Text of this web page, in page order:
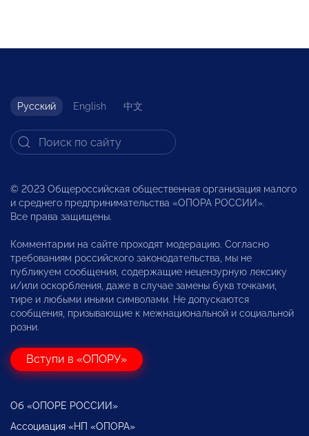
Русский English 中文
© 2023 Общероссийская общественная организация малого
и среднего предпринимательства «ОПОРА РОССИИ».
Все права защищены.
Комментарии на сайте проходят модерацию. Согласно
требованиям российского законодательства, мы не
публикуем сообщения, содержащие нецензурную лексику
и/или оскорбления, даже в случае замены букв точками,
тире и любыми иными символами. Не допускаются
сообщения, призывающие к межнациональной и социальной
розни.
Вступи в «ОПОРУ»
Об «ОПОРЕ РОССИИ»
Ассоциация «НП «ОПОРА»